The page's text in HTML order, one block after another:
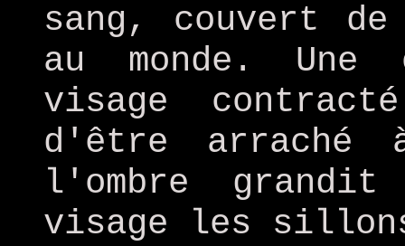
sang, couvert
au monde.
visage
d'être arraché
l'ombre
visage les